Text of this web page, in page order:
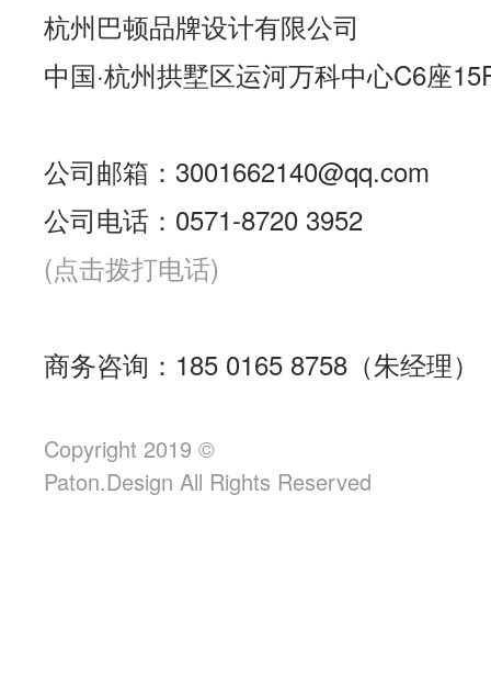
杭州巴顿品牌设计有限公司
中国·杭州拱墅区运河万科中心C6座
公司邮箱：3001662140@qq.com
公司电话：0571-8720 3952
(点击拨打电话)
商务咨询：185 0165 8758（朱经理）
Copyright 2019 ©
Paton.Design All Rights Reserved